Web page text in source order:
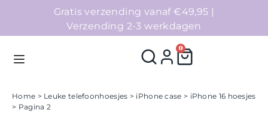
Gratis verzending vanaf €49,95 |
Verzending 2-3 werkdagen
0
Home > Leuke telefoonhoesjes > iPhone case > iPhone 16 hoesjes
> Pagina 2